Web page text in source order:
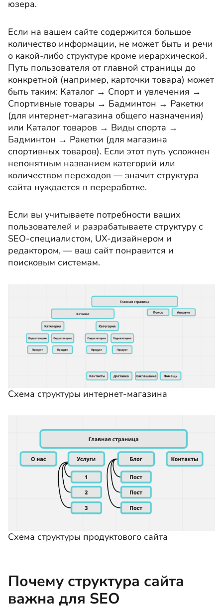
юзера.
Если на вашем сайте содержится большое
количество информации, не может быть и речи
о какой-либо структуре кроме иерархической.
Путь пользователя от главной страницы до
конкретной (например, карточки товара) может
быть таким: Каталог → Спорт и увлечения →
Спортивные товары → Бадминтон → Ракетки
(для интернет-магазина общего назначения)
или Каталог товаров → Виды спорта →
Бадминтон → Ракетки (для магазина
спортивных товаров). Если этот путь усложнен
непонятным названием категорий или
количеством переходов — значит структура
сайта нуждается в переработке.
Если вы учитываете потребности ваших
пользователей и разрабатываете структуру с
SEO-специалистом, UX-дизайнером и
редактором, — ваш сайт понравится и
поисковым системам.
Схема структуры интернет-магазина
Схема структуры продуктового сайта
Почему структура сайта
важна для SEO